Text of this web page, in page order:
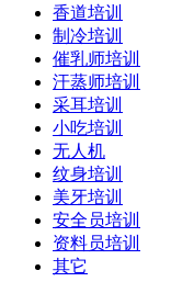
香道培训
制冷培训
催乳师培训
汗蒸师培训
采耳培训
小吃培训
无人机
纹身培训
美牙培训
安全员培训
资料员培训
其它